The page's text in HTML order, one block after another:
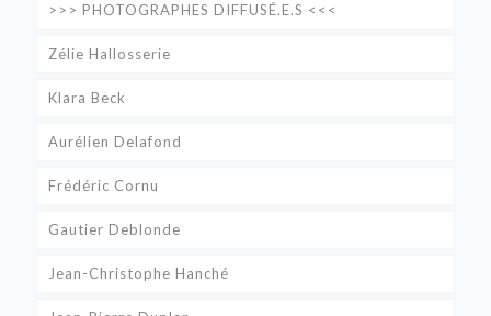
>>> PHOTOGRAPHES DIFFUSÉ.E.S <<<
Zélie Hallosserie
Klara Beck
Aurélien Delafond
Frédéric Cornu
Gautier Deblonde
Jean-Christophe Hanché